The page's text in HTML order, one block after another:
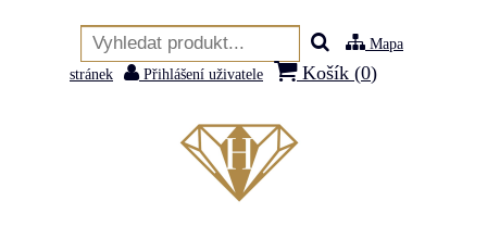
Mapa
stránek
Přihlášení uživatele Košík (0)